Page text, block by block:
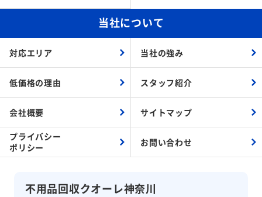
不用品回収クオーレ神奈川
当社について
対応エリア 当社の強み
低価格の理由 スタッフ紹介
会社概要 サイトマップ
プライバシー
ポリシー
お問い合わせ